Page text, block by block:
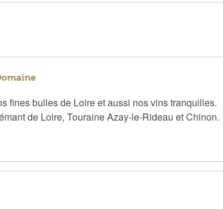
fines bulles de Loire et aussi nos vins tranquilles.
de Loire, Touraine Azay-le-Rideau et Chinon.